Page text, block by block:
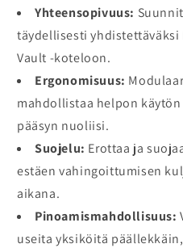
Yhteensopivuus:
täydellisesti yhdistettäväksi
Vault -koteloon.
Ergonomisuus:
mahdollistaa helpon
pääsyn nuoliisi.
Suojelu: Erottaa ja
estäen vahingoittumisen
aikana.
Pinoamismahdollisuus:
useita yksiköitä